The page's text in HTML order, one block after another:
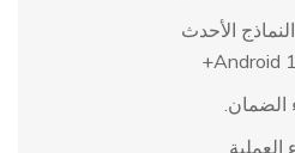
الأحدث
الضمان.